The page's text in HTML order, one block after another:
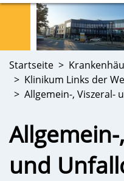
Startseite
Klinikum Links der
Allgemein-, Viszeral-
und